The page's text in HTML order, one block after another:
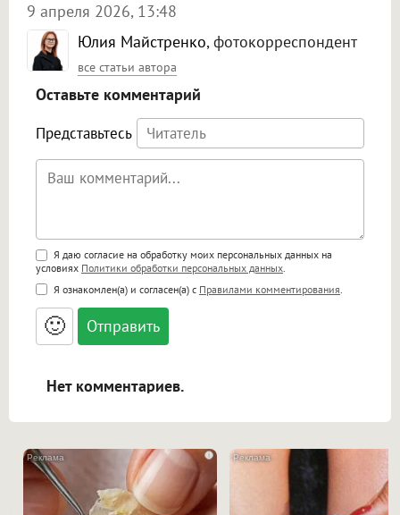
Юлия Майстренко, фотокорреспондент
все статьи автора
9 апреля 2026, 13:48
Оставьте комментарий
Представьтесь
Поддержка HTML
<b>, <strong>, <u>, <i>, <em>, <s>, <big>,
<small>, <sup>, <sub>, <pre>, <ul>, <ol>, <li>,
<blockquote>, <code> экранирует HTML,
адреса URL автоматически становятся
ссылками, и [img]адрес[/img] будет
Я даю согласие на обработку моих персональных данных на
условиях Политики обработки персональных данных
Я ознакомлен(а) и согласен(а) с Правилами комментирования
🙂
Нет комментариев.
i